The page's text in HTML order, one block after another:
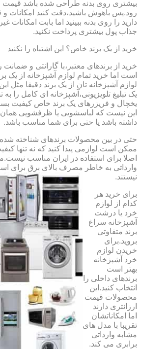
بیشتری روی بدنه طراحی شده باشد قیمت
رود.پس باهوش باشید،دقت کنید امکانات و
دارید را روی بدنه ببینید اما بابت امکانات
جذاب پول بیشتری پرداخت نکنید.
خرید از یک برند خاص؟ این اشتباه را نکنید
خرید از برندهای معتبر،با گارانتی و
است اما خرید تمام لوازم آشپزخانه از یک
لوازم آشپزخانه تان از یک برند دقیقا مثل
یک تبلیغ تلویزیونی،آشپزخانه ای کامل را به
یخچال و فریزرهای یک برند خاص کیفیت
این نیست که لباسشویی یا ظرفشویی همان
داشته باشد یا حتی برای شما مناسب باشد.
حتی در بین محصولات برندهای شناخته
ممکن است لوازمی پیدا کنید که نه تنها
اصلا برای استفاده در ایران مناسب
وارداتی به خاطر مصرف بالای برق برای
نیستند.
برای خرید هر
کدام از لوازم
خرد یا درشت
آشپزخانه سراغ
برند متفاوتی
بروید.برای
خریدن لوازم
خرد آشپزخانه
بهتر است
برندهای داخلی را
انتخاب کنید.این
محصولات قیمت
ارزانتری دارند
اما امکاناتشان
تقریبا با مدل های
مشابه وارداتی
برابری می کند.